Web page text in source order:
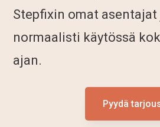
Stepfixin omat
normaalisti käytössä
ajan.
Pyydä